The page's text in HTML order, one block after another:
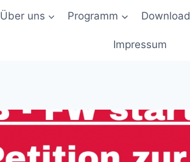
Über uns Programm Download
Impressum